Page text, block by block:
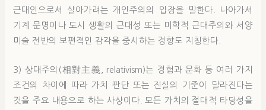
근대인으로서 살아가려는 개인주의의 입장을 말한다. 나아가서
기계 문명이나 도시 생활의 근대성 또는 미학적 근대주의와 서양
미술 전반의 보편적인 감각을 중시하는 경향도 지칭한다.
3) 상대주의(相對主義, relativism)는 경험과 문화 등 여러 가지
조건의 차이에 따라 가치 판단 또는 진실의 기준이 달라진다는
것을 주요 내용으로 하는 사상이다. 모든 가치의 절대적 타당성을